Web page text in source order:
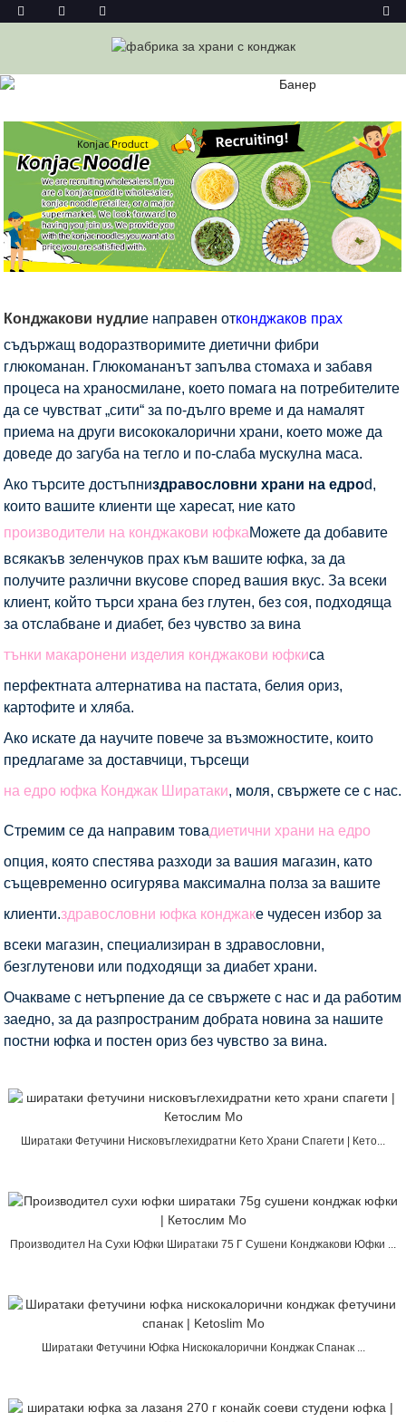
Конджакови Юфки
Конджакови нудлие направен отконджаков прах
съдържащ водоразтворимите диетични фибри
глюкоманан. Глюкомананът запълва стомаха и забавя
процеса на храносмилане, което помага на потребителите
да се чувстват „сити“ за по-дълго време и да намалят
приема на други висококалорични храни, което може да
доведе до загуба на тегло и по-слаба мускулна маса.
Ако търсите достъпниздравословни храни на едроd,
които вашите клиенти ще харесат, ние като
производители на конджакови юфкаМожете да добавите
всякакъв зеленчуков прах към вашите юфка, за да
получите различни вкусове според вашия вкус. За всеки
клиент, който търси храна без глутен, без соя, подходяща
за отслабване и диабет, без чувство за вина
тънки макаронени изделия конджакови юфкиса
перфектната алтернатива на пастата, белия ориз,
картофите и хляба.
Ако искате да научите повече за възможностите, които
предлагаме за доставчици, търсещи
на едро юфка Конджак Ширатаки, моля, свържете се с нас.
Стремим се да направим товадиетични храни на едро
опция, която спестява разходи за вашия магазин, като
същевременно осигурява максимална полза за вашите
клиенти.здравословни юфка конджаке чудесен избор за
всеки магазин, специализиран в здравословни,
безглутенови или подходящи за диабет храни.
Очакваме с нетърпение да се свържете с нас и да работим
заедно, за да разпространим добрата новина за нашите
постни юфка и постен ориз без чувство за вина.
Ширатаки Фетучини Нисковъглехидратни Кето Храни Спагети | Кето...
Производител На Сухи Юфки Ширатаки 75 Г Сушени Конджакови Юфки ...
Ширатаки Фетучини Юфка Нискокалорични Конджак Спанак ...